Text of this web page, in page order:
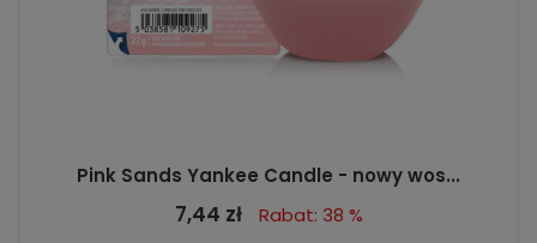
Pink Sands Yankee Candle - nowy wos...
7,44 zł Rabat: 38 %